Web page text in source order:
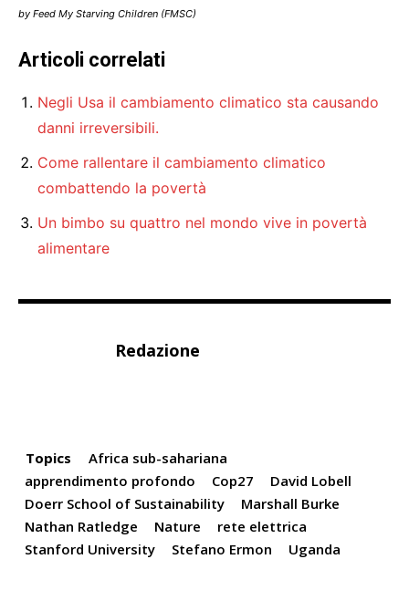
by Feed My Starving Children (FMSC)
Articoli correlati
Negli Usa il cambiamento climatico sta causando
danni irreversibili.
Come rallentare il cambiamento climatico
combattendo la povertà
Un bimbo su quattro nel mondo vive in povertà
alimentare
Redazione
Topics
Africa sub-sahariana
apprendimento profondo
Cop27
David Lobell
Doerr School of Sustainability
Marshall Burke
Nathan Ratledge
Nature
rete elettrica
Stanford University
Stefano Ermon Uganda